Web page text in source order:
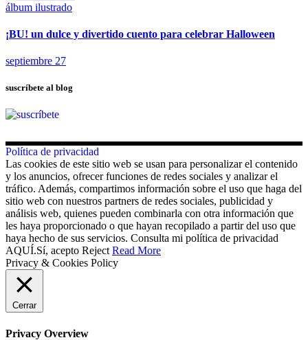
álbum ilustrado
¡BU! un dulce y divertido cuento para celebrar Halloween
septiembre 27
suscríbete al blog
Política de privacidad
Las cookies de este sitio web se usan para personalizar el contenido
y los anuncios, ofrecer funciones de redes sociales y analizar el
tráfico. Además, compartimos información sobre el uso que haga del
sitio web con nuestros partners de redes sociales, publicidad y
análisis web, quienes pueden combinarla con otra información que
les haya proporcionado o que hayan recopilado a partir del uso que
haya hecho de sus servicios. Consulta mi política de privacidad
AQUÍ.Sí, acepto Reject Read More
Privacy & Cookies Policy
Cerrar
Privacy Overview